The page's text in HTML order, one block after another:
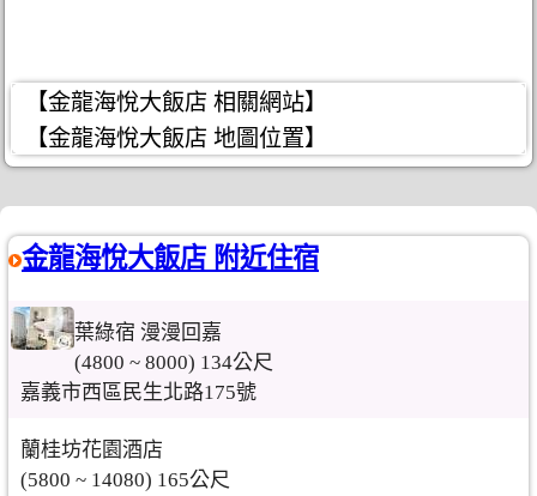
【金龍海悅大飯店 相關網站】
【金龍海悅大飯店 地圖位置】
金龍海悅大飯店 附近住宿
葉綠宿 漫漫回嘉
(4800 ~ 8000) 134公尺
嘉義市西區民生北路175號
蘭桂坊花園酒店
(5800 ~ 14080) 165公尺